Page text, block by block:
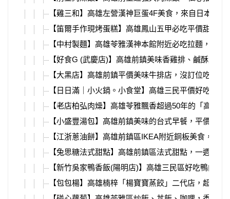
【雞三和】高雄左營漢神巨蛋4F美食，來自日本名
【笛爾手作現烤蛋糕】高雄鳳山五甲必吃平價甜點
【中村製麵】高雄苓雅漢神本館附近必吃拉麵，被
【好食G (武慶店)】高雄前鎮美味香雞排、鹹酥雞
【大黑店】高雄前鎮平價美味牛排店，沒訂位吃不
【日日滿｜小火鍋。小食堂】高雄三民平價好吃小
【老店柏弘肉燥】高雄苓雅飄香超過50年的「高雄
【小盛豐湯包】高雄前鎮美味的台式早餐，平價超
【江浙蔥油餅】高雄前鎮區IKEA附近銅板美食，上
【兔思糖法式甜點】高雄前鎮區法式甜點，一週只
【新竹吳家鴨香飯(陽明店)】高雄三民區好吃鴨肉
【包包楊】高雄楠梓「楊寶寶蒸餃」二代店，超豪